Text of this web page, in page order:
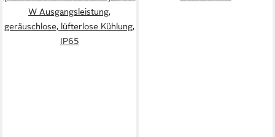
W Ausgangsleistung,
geräuschlose, lüfterlose Kühlung,
IP65